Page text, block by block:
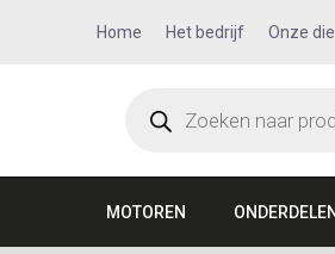
Home Het bedrijf Onze
MOTOREN ONDERDELEN